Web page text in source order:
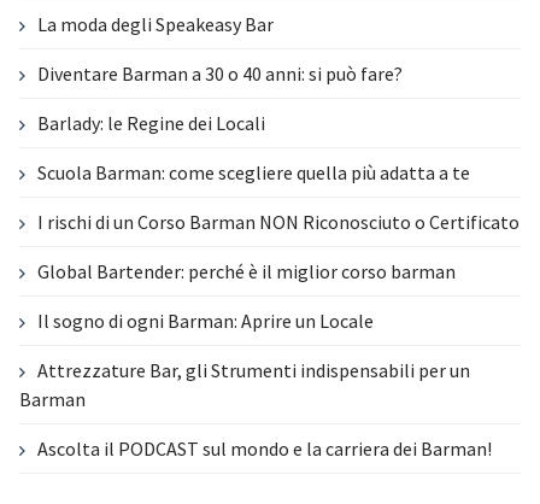
La moda degli Speakeasy Bar
Diventare Barman a 30 o 40 anni: si può fare?
Barlady: le Regine dei Locali
Scuola Barman: come scegliere quella più adatta a te
I rischi di un Corso Barman NON Riconosciuto o Certificato
Global Bartender: perché è il miglior corso barman
Il sogno di ogni Barman: Aprire un Locale
Attrezzature Bar, gli Strumenti indispensabili per un
Barman
Ascolta il PODCAST sul mondo e la carriera dei Barman!